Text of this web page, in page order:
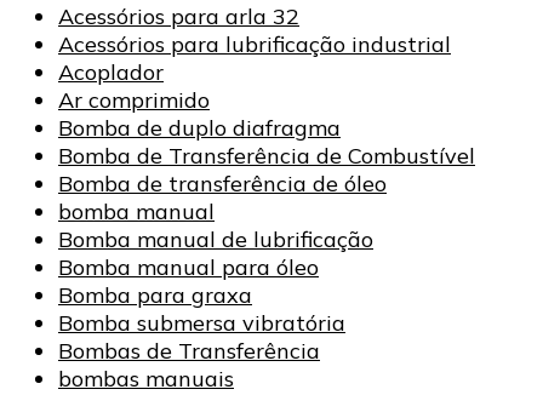
Acessórios para arla 32
Acessórios para lubrificação industrial
Acoplador
Ar comprimido
Bomba de duplo diafragma
Bomba de Transferência de Combustível
Bomba de transferência de óleo
bomba manual
Bomba manual de lubrificação
Bomba manual para óleo
Bomba para graxa
Bomba submersa vibratória
Bombas de Transferência
bombas manuais